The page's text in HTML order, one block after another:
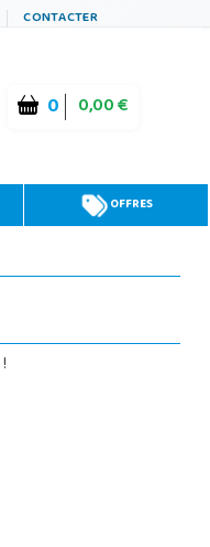
CONTACTER
0 0,00 €
OFFRES
!